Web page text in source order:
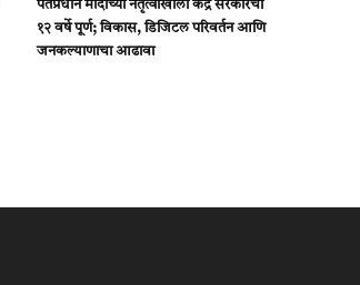
पंतप्रधान मोदींच्या नेतृत्वाखाली केंद्र सरकारची
१२ वर्षे पूर्ण; विकास, डिजिटल परिवर्तन आणि
जनकल्याणाचा आढावा